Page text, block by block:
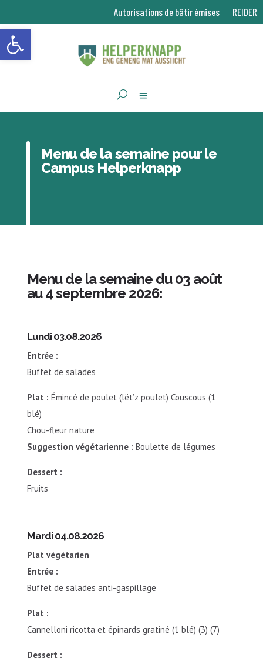
Ouvrir la barre d’outils
Autorisations de bâtir émises REIDER
Menu de la semaine pour le
Campus Helperknapp
Menu de la semaine du 03 août
au 4 septembre 2026:
Lundi 03.08.2026
Entrée :
Buffet de salades
Plat : Émincé de poulet (lët’z poulet) Couscous (1
blé)
Chou-fleur nature
Suggestion végétarienne : Boulette de légumes
Dessert :
Fruits
Mardi 04.08.2026
Plat végétarien
Entrée :
Buffet de salades anti-gaspillage
Plat :
Cannelloni ricotta et épinards gratiné (1 blé) (3) (7)
Dessert :